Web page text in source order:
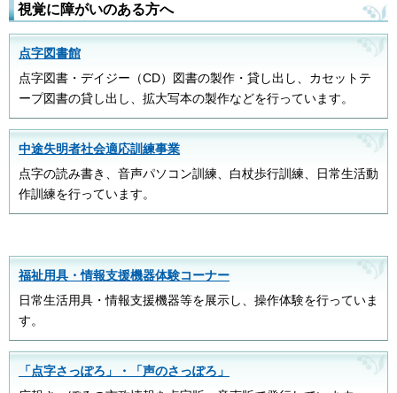
視覚に障がいのある方へ
点字図書館
点字図書・デイジー（CD）図書の製作・貸し出し、カセットテ
ープ図書の貸し出し、拡大写本の製作などを行っています。
中途失明者社会適応訓練事業
点字の読み書き、音声パソコン訓練、白杖歩行訓練、日常生活動
作訓練を行っています。
福祉用具・情報支援機器体験コーナー
日常生活用具・情報支援機器等を展示し、操作体験を行っていま
す。
「点字さっぽろ」・「声のさっぽろ」